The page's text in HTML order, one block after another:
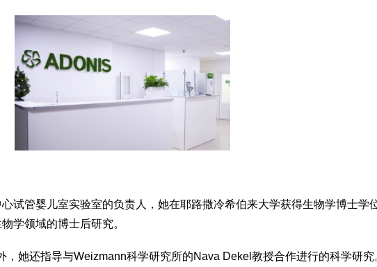
试管婴儿室实验室的负责人，她在耶路撒冷希伯来大学获得生物学博士学
学领域的博士后研究。
，她还指导与Weizmann科学研究所的Nava Dekel教授合作进行的科学研究